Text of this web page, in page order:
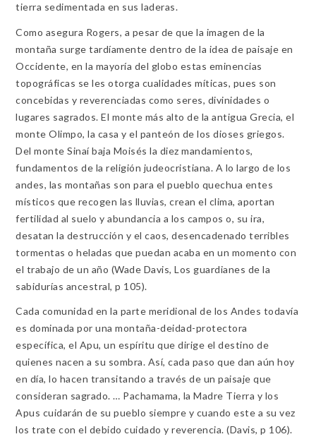
tierra sedimentada en sus laderas.
Como asegura Rogers, a pesar de que la imagen de la
montaña surge tardíamente dentro de la idea de paisaje en
Occidente, en la mayoría del globo estas eminencias
topográficas se les otorga cualidades míticas, pues son
concebidas y reverenciadas como seres, divinidades o
lugares sagrados. El monte más alto de la antigua Grecia, el
monte Olimpo, la casa y el panteón de los dioses griegos.
Del monte Sinaí baja Moisés la diez mandamientos,
fundamentos de la religión judeocristiana. A lo largo de los
andes, las montañas son para el pueblo quechua entes
místicos que recogen las lluvias, crean el clima, aportan
fertilidad al suelo y abundancia a los campos o, su ira,
desatan la destrucción y el caos, desencadenado terribles
tormentas o heladas que puedan acaba en un momento con
el trabajo de un año (Wade Davis, Los guardianes de la
sabidurías ancestral, p 105).
Cada comunidad en la parte meridional de los Andes todavía
es dominada por una montaña-deidad-protectora
específica, el Apu, un espíritu que dirige el destino de
quienes nacen a su sombra. Así, cada paso que dan aún hoy
en día, lo hacen transitando a través de un paisaje que
consideran sagrado. … Pachamama, la Madre Tierra y los
Apus cuidarán de su pueblo siempre y cuando este a su vez
los trate con el debido cuidado y reverencia. (Davis, p 106).